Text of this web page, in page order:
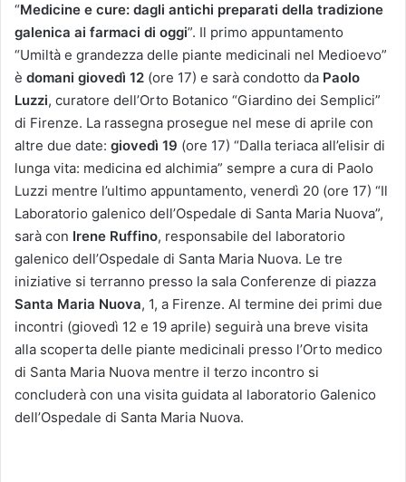
“Medicine e cure: dagli antichi preparati della tradizione
galenica ai farmaci di oggi”. Il primo appuntamento
“Umiltà e grandezza delle piante medicinali nel Medioevo”
è domani giovedì 12 (ore 17) e sarà condotto da Paolo
Luzzi, curatore dell’Orto Botanico “Giardino dei Semplici”
di Firenze. La rassegna prosegue nel mese di aprile con
altre due date: giovedì 19 (ore 17) “Dalla teriaca all’elisir di
lunga vita: medicina ed alchimia” sempre a cura di Paolo
Luzzi mentre l’ultimo appuntamento, venerdì 20 (ore 17) “Il
Laboratorio galenico dell’Ospedale di Santa Maria Nuova”,
sarà con Irene Ruffino, responsabile del laboratorio
galenico dell’Ospedale di Santa Maria Nuova. Le tre
iniziative si terranno presso la sala Conferenze di piazza
Santa Maria Nuova, 1, a Firenze. Al termine dei primi due
incontri (giovedì 12 e 19 aprile) seguirà una breve visita
alla scoperta delle piante medicinali presso l’Orto medico
di Santa Maria Nuova mentre il terzo incontro si
concluderà con una visita guidata al laboratorio Galenico
dell’Ospedale di Santa Maria Nuova.